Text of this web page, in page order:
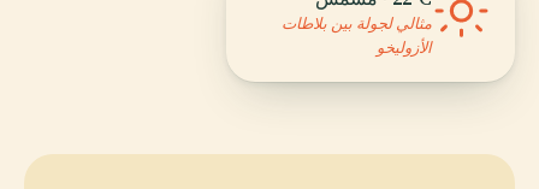
مثالي لجولة بين بلاطات
الأزوليخو